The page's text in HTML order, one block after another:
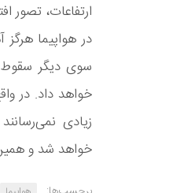
ارتفاعات، تصور
در هواپیما
سوی دیگر سقوط
خواهد داد. در
زیادی
خواهد شد و همین